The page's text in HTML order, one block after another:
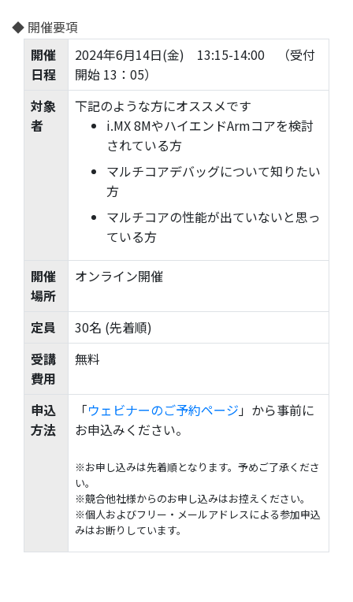
◆ 開催要項
開催
日程
2024年6月14日(金) 13:15-14:00 （受付
開始 13：05）
対象
者
下記のような方にオススメです
i.MX 8MやハイエンドArmコアを検討
されている方
マルチコアデバッグについて知りたい
方
マルチコアの性能が出ていないと思っ
ている方
開催
場所
オンライン開催
定員
30名 (先着順)
受講
費用
無料
申込
方法
「ウェビナーのご予約ページ 」から事前に
お申込みください。
※お申し込みは先着順となります。予めご了承くださ
い。
※競合他社様からのお申し込みはお控えください。
※個人およびフリー・メールアドレスによる参加申込
みはお断りしています。